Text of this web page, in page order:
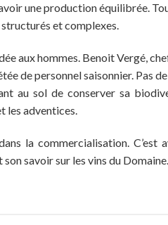
une production équilibrée.
et complexes.
aux hommes. Benoit Vergé,
de personnel saisonnier. Pas
au sol de conserver sa
les adventices.
la commercialisation. C’est
savoir sur les vins du Domaine.